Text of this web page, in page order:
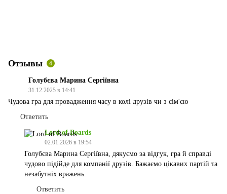
Отзывы 4
Голубєва Марина Сергіївна
31.12.2025 в 14:41
Чудова гра для провадження часу в колі друзів чи з сім'єю
Ответить
Lord of Boards
02.01.2026 в 19:54
Голубєва Марина Сергіївна, дякуємо за відгук, гра й справді
чудово підійде для компанії друзів. Бажаємо цікавих партій та
незабутніх вражень.
Ответить